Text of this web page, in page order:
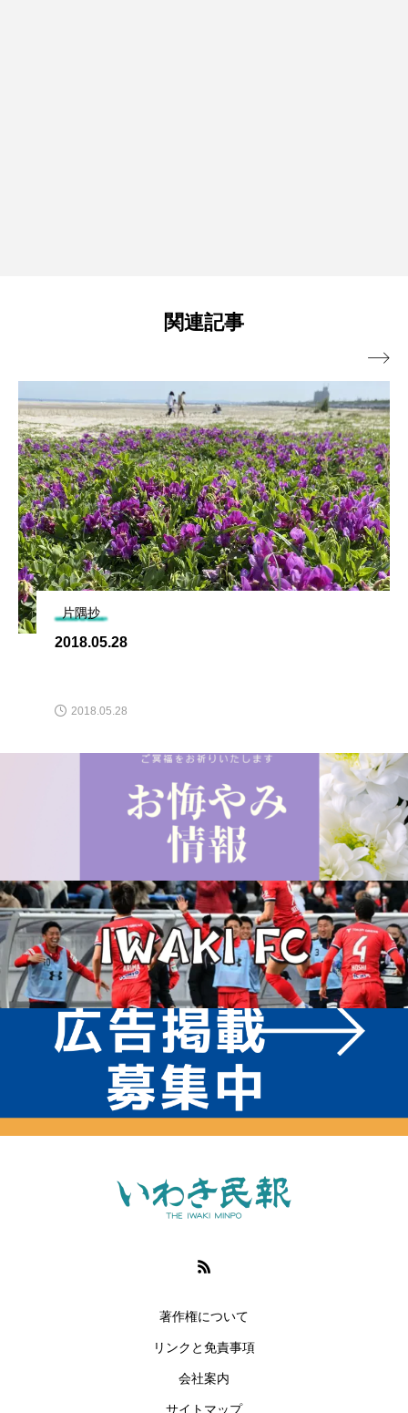
関連記事
片隅抄
2018.05.28
2018.05.28

著作権について
リンクと免責事項
会社案内
サイトマップ